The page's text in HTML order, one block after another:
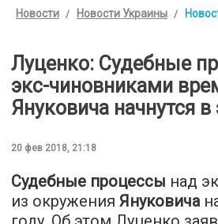
Новости Новости Украины
Луценко: Судебные
экс-чиновниками
Януковича начнутся в
20 фев 2018, 21:18
Судебные процессы над
из окружения Януковича